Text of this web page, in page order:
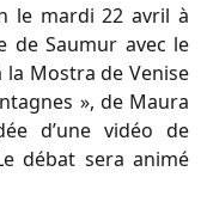
le mardi 22 avril à
de Saumur avec le
Mostra de Venise
», de Maura
d’une vidéo de
débat sera animé